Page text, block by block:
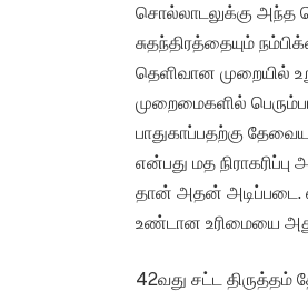
சொல்லாடலுக்கு அந்த
சுதந்திரத்தையும்
தெளிவான முறையில்
முறைமைகளில்
பாதுகாப்பதற்கு
என்பது மத
தான் அதன் அடிப்படை.
உண்டான உரிமையை
42வது சட்ட